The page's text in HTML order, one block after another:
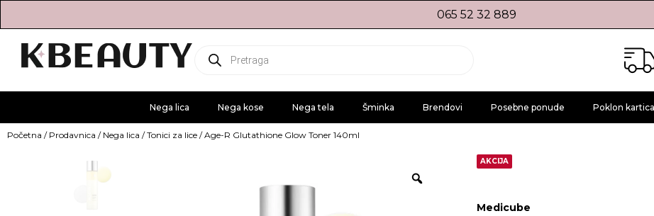
065 52 32 889
Products
search
Nega lica Nega kose Nega tela Šminka Brendovi Posebne ponude Poklon kartica
Početna / Prodavnica / Nega lica /Tonici za lice / Age-R Glutathione Glow Toner 140ml
AKCIJA
Medicube